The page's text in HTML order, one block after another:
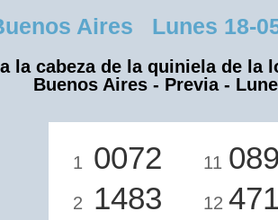
Aires Lunes 18-
la cabeza de la quiniela de la
Buenos Aires - Previa -
1 0072
2 1483
11
12